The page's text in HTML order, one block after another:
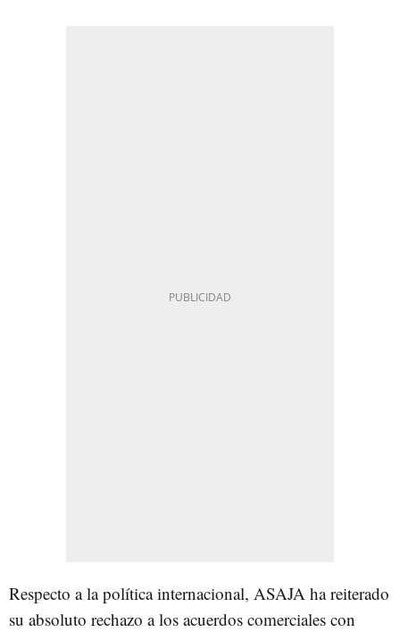
Respecto a la política internacional, ASAJA ha reiterado
su absoluto rechazo a los acuerdos comerciales con